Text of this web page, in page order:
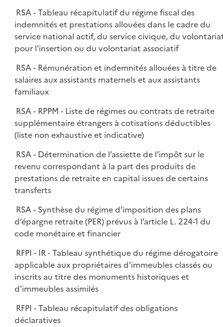
RSA - Tableau récapitulatif du régime fiscal des
indemnités et prestations allouées dans le cadre du
service national actif, du service civique, du
pour l'insertion ou du volontariat associatif
RSA - Rémunération et indemnités allouées à titre de
salaires aux assistants maternels et aux assistants
familiaux
RSA - RPPM - Liste de régimes ou contrats de retraite
supplémentaire étrangers à cotisations déductibles
(liste non exhaustive et indicative)
RSA - Détermination de l’assiette de l’impôt sur le
revenu correspondant à la part des produits de
prestations de retraite en capital issues de certains
transferts
RSA - Synthèse du régime d’imposition des plans
d’épargne retraite (PER) prévus à l’article L. 224-1 du
code monétaire et financier
RFPI - IR - Tableau synthétique du régime dérogatoire
applicable aux propriétaires d'immeubles classés ou
inscrits au titre des monuments historiques et
d'immeubles assimilés
RFPI - Tableau récapitulatif des obligations
déclaratives